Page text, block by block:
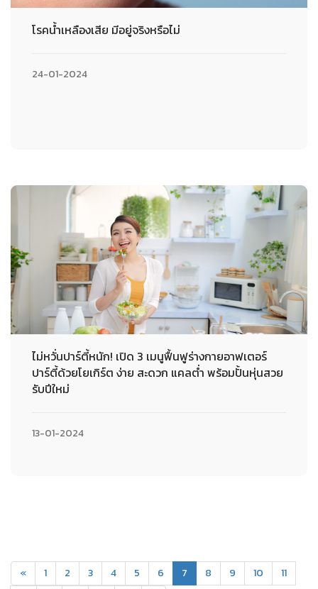
โรคน้ำเหลืองเสีย มีอยู่จริงหรือไม่
24-01-2024
ไม่หวั่นปาร์ตี้หนัก! เปิด 3 เมนูฟื้นฟูร่างกายอาฟเตอร์
ปาร์ตี้ด้วยโยเกิร์ต ง่าย สะดวก แคลต่ำ พร้อมปั้นหุ่นสวย
รับปีใหม่
13-01-2024
« 1 2 3 4 5 6 7 (current)
8 9 10
11